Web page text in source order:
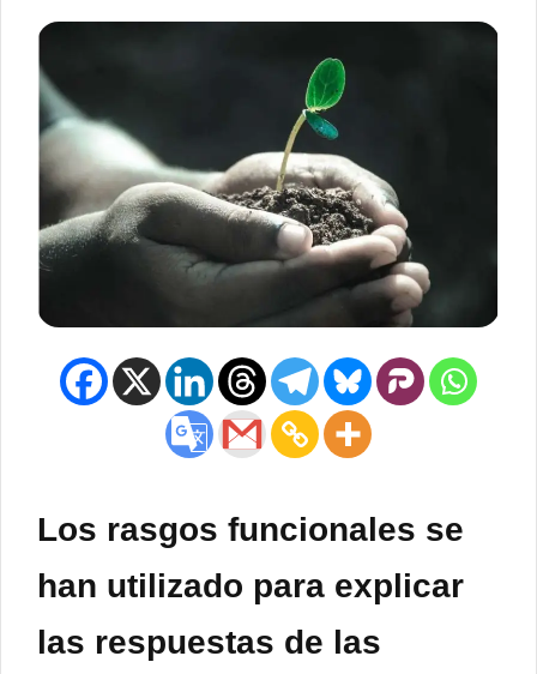
Los rasgos funcionales se
han utilizado para explicar
las respuestas de las